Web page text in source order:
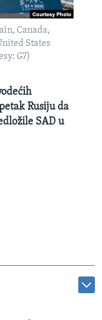
Canada,
States
G7)
Rusiju da
SAD u